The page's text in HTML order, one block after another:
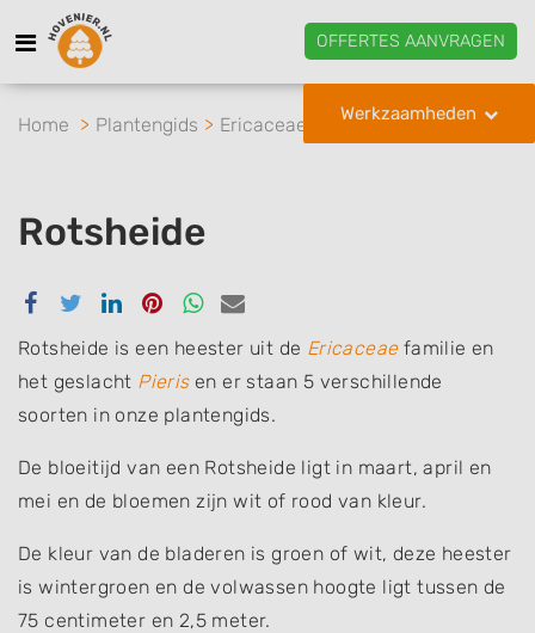
OFFERTES AANVRAGEN
Werkzaamheden
Home Plantengids Ericaceae Pieris Rotsheide
Rotsheide
Delen
Facebook
Delen
Twitter
Delen
Linkedin
Delen
Pinterest
Delen
Whatsapp
Delen
email
Rotsheide is een heester uit de Ericaceaefamilie en
het geslacht Pierisen er staan 5 verschillende
soorten in onze plantengids.
De bloeitijd van een Rotsheide ligt in maart, april en
mei en de bloemen zijn wit of rood van kleur.
De kleur van de bladeren is groen of wit, deze heester
is wintergroen en de volwassen hoogte ligt tussen de
75 centimeter en 2,5 meter.